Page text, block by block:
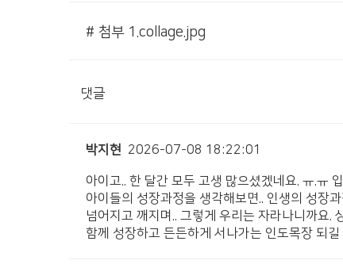
# 첨부 1.collage.jpg
댓글
박지현 2026-07-08 18:22:01
아이고.. 한 달간 모두 고생 많으셨겠네요. ㅠ.ㅠ
아이들의 성장과정을 생각해보면.. 인생의 성장
넘어지고 깨지며.. 그렇게 우리는 자라나니까요.
함께 성장하고 든든하게 서나가는 인도목장 되